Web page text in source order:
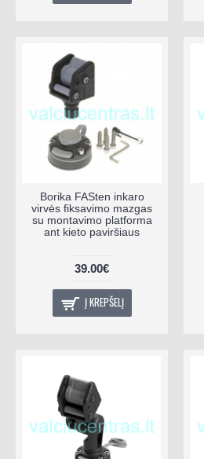
Borika FASten inkaro
virvės fiksavimo mazgas
su montavimo platforma
ant kieto paviršiaus
39.00€
Į KREPŠELĮ